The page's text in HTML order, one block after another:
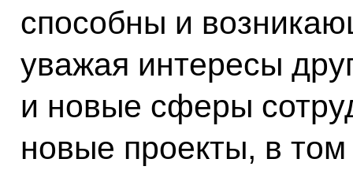
способны и
уважая интересы
и новые сферы
новые проекты, в